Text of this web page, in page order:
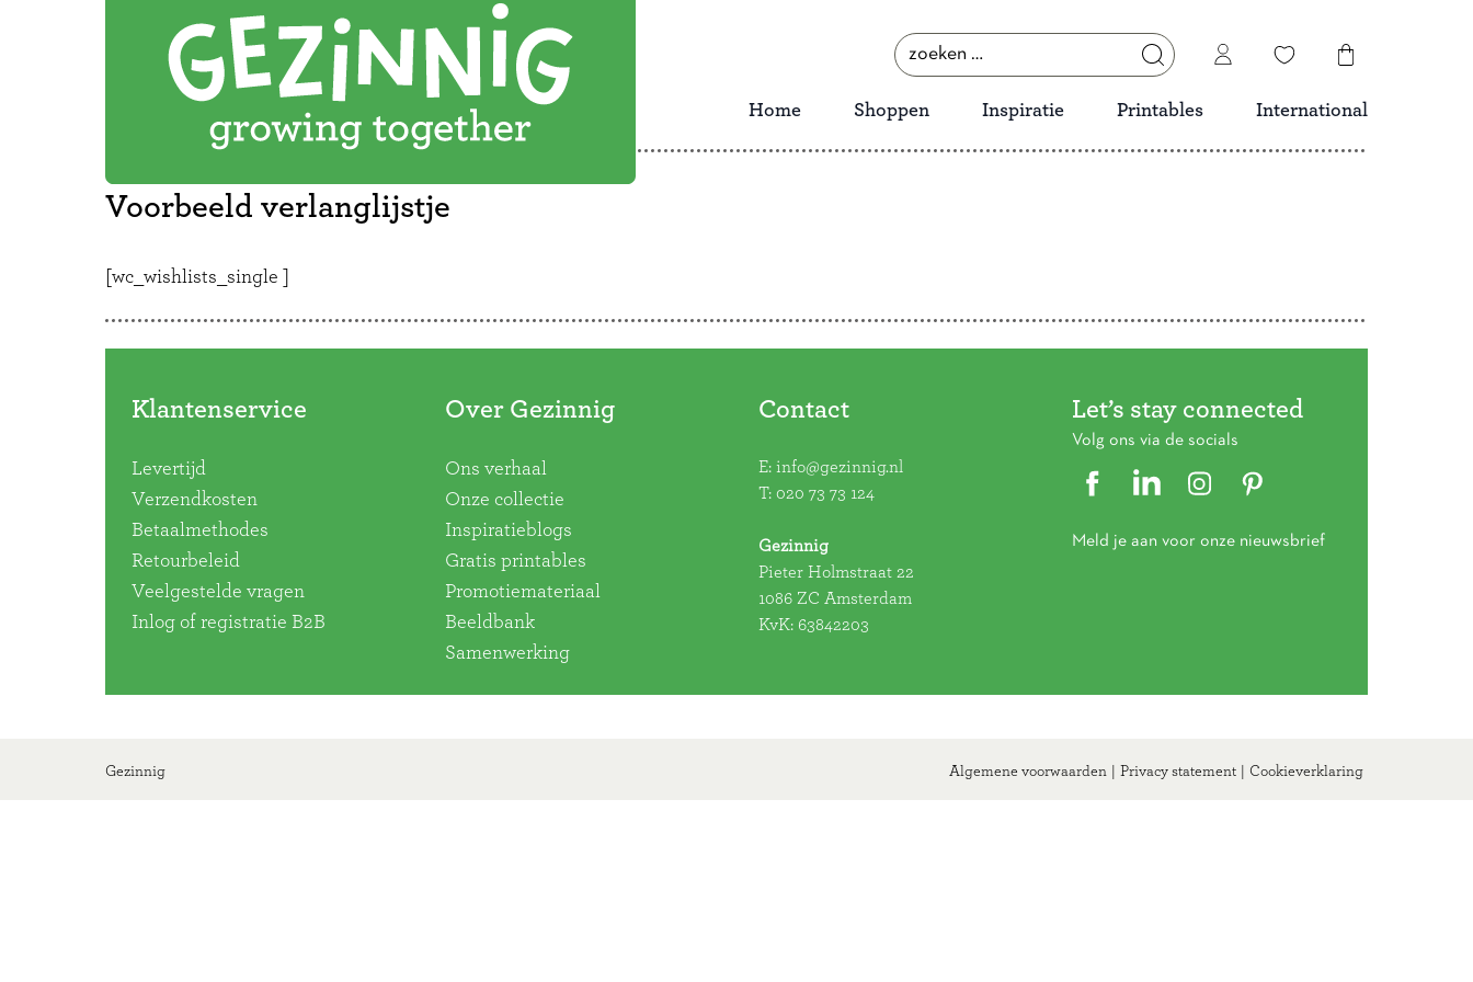
zoeken
naar:
Home Shoppen Inspiratie Printables International
Voorbeeld verlanglijstje
[wc_wishlists_single ]
Klantenservice
Levertijd
Verzendkosten
Betaalmethodes
Retourbeleid
Veelgestelde vragen
Inlog of registratie B2B
Over Gezinnig
Ons verhaal
Onze collectie
Inspiratieblogs
Gratis printables
Promotiemateriaal
Beeldbank
Samenwerking
Contact
E: info@gezinnig.nl
T: 020 73 73 124
Gezinnig
Pieter Holmstraat 22
1086 ZC Amsterdam
KvK: 63842203
Let’s stay connected
Volg ons via de socials
Meld je aan voor onze nieuwsbrief
Gezinnig Algemene voorwaarden Privacy statement Cookieverklaring